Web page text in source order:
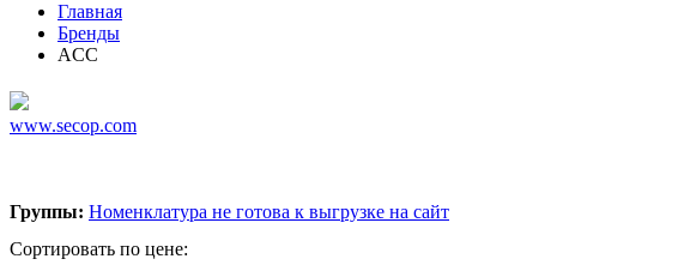
Главная
Бренды
ACC
www.secop.com
Группы: Номенклатура не готова к выгрузке на сайт
Сортировать по цене: